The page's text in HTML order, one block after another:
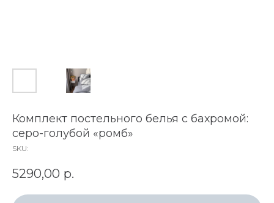
Комплект постельного белья с бахромой:
серо-голубой «ромб»
SKU:
5290,00 р.